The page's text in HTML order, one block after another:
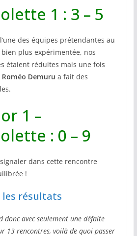
1 : 3 – 5
des équipes prétendantes au
plus expérimentée, nos
étaient réduites mais une fois
Roméo Demuru a fait des
1 –
: 0 – 9
dans cette rencontre
!
les résultats
donc avec seulement une défaite
13 rencontres, voilà de quoi passer